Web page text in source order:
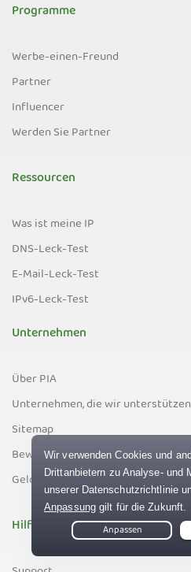
Programme
Werbe-einen-Freund
Partner
Influencer
Werden Sie Partner
Ressourcen
Was ist meine IP
DNS-Leck-Test
E-Mail-Leck-Test
IPv6-Leck-Test
Unternehmen
Über PIA
Unternehmen, die wir unterstützen
Sitemap
Bewertungen
Geld-zurück-Garantie
Hilfe-Center